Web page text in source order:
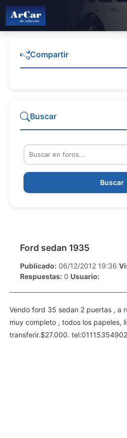
Ford sedan 1935
Publicado: 06/12/2012 19:36
Respuestas: 0 Usuario:
Vendo ford 35 sedan 2 puertas , a
muy completo , todos los papeles,
transferir.$27.000.
Compartir
Buscar
Buscar